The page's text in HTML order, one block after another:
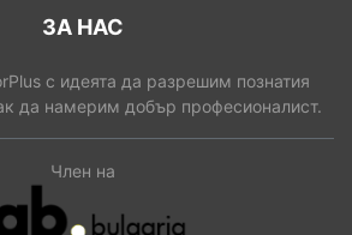
ЗА НАС
с идеята да разрешим познатия
да намерим добър професионалист.
Член на